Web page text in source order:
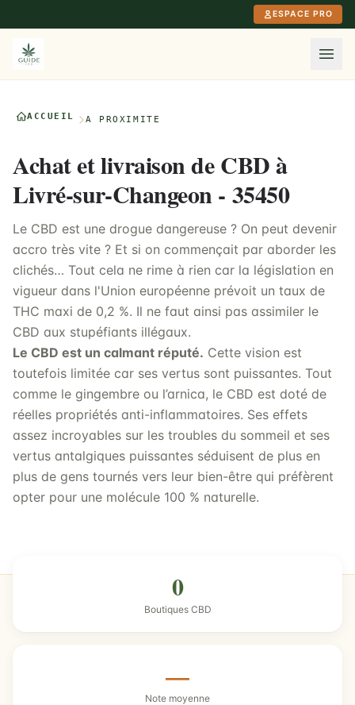
ESPACE PRO
ACCUEIL À PROXIMITÉ
Achat et livraison de CBD à
Livré-sur-Changeon - 35450
Le CBD est une drogue dangereuse ? On peut devenir
accro très vite ? Et si on commençait par aborder les
clichés… Tout cela ne rime à rien car la législation en
vigueur dans l'Union européenne prévoit un taux de
THC maxi de 0,2 %. Il ne faut ainsi pas assimiler le
CBD aux stupéfiants illégaux.
Le CBD est un calmant réputé. Cette vision est
toutefois limitée car ses vertus sont puissantes. Tout
comme le gingembre ou l’arnica, le CBD est doté de
réelles propriétés anti-inflammatoires. Ses effets
assez incroyables sur les troubles du sommeil et ses
vertus antalgiques puissantes séduisent de plus en
plus de gens tournés vers leur bien-être qui préfèrent
opter pour une molécule 100 % naturelle.
0
Boutiques CBD
—
Note moyenne